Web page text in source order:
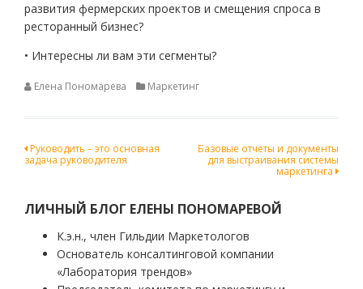
развития фермерских проектов и смещения спроса в
ресторанный бизнес?
• Интересны ли вам эти сегменты?
Елена Пономарева Маркетинг
Навигация
записям
Руководить – это основная
задача руководителя
Базовые отчеты и документы
для выстраивания системы
маркетинга
ЛИЧНЫЙ БЛОГ ЕЛЕНЫ ПОНОМАРЕВОЙ
К.э.н., член Гильдии Маркетологов
Основатель консалтинговой компании
«Лаборатория трендов»